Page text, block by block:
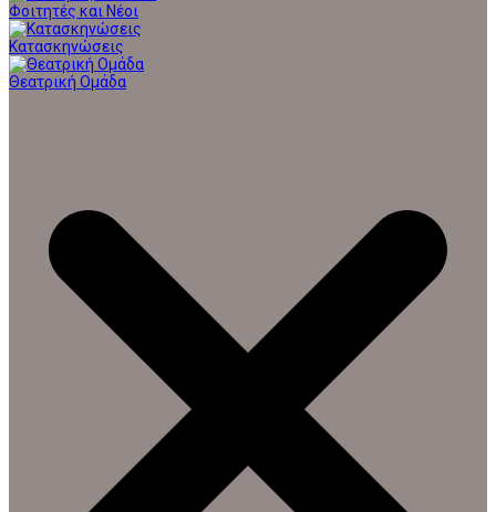
Φοιτητές και Νέοι
Κατασκηνώσεις
Θεατρική Ομάδα